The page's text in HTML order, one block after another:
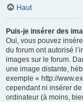
Haut
Puis-je insérer des
Oui, vous pouvez
du forum ont autorisé
images sur le forum.
une image distante,
exemple « http://
cependant ni insérer
ordinateur (à moins,